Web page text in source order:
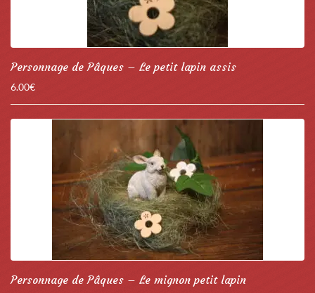
Personnage de Pâques – Le petit lapin assis
6.00€
Personnage de Pâques – Le mignon petit lapin